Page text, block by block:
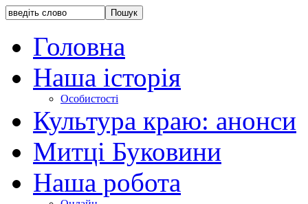
Головна
Наша історія
Особистості
Культура краю: анонси
Митці Буковини
Наша робота